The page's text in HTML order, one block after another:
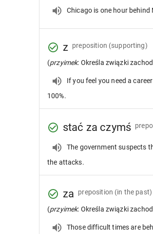
Chicago is one hour behind
z preposition (supporting)
(przyimek: Określa związki
If you feel you need a
100%.
stać za czymś
The government suspects
the attacks.
za preposition (in the past)
(przyimek: Określa związki
Those difficult times are